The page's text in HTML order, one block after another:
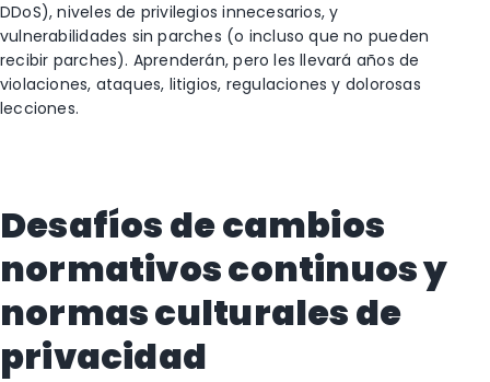
DDoS), niveles de privilegios innecesarios, y
vulnerabilidades sin parches (o incluso que no pueden
recibir parches). Aprenderán, pero les llevará años de
violaciones, ataques, litigios, regulaciones y dolorosas
lecciones.
Desafíos de cambios
normativos continuos y
normas culturales de
privacidad